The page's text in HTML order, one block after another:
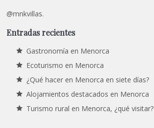
@mnkvillas.
Entradas recientes
Gastronomía en Menorca
Ecoturismo en Menorca
¿Qué hacer en Menorca en siete días?
Alojamientos destacados en Menorca
Turismo rural en Menorca, ¿qué visitar?